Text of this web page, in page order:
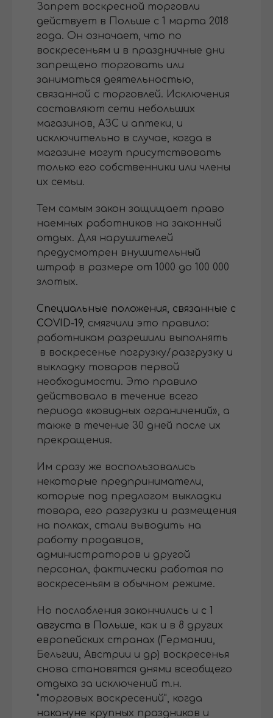
Запрет воскресной торговли
действует в Польше с 1 марта 2018
года. Он означает, что по
воскресеньям и в праздничные дни
запрещено торговать или
заниматься деятельностью,
связанной с торговлей. Исключения
составляют сети небольших
магазинов, АЗС и аптеки, и
исключительно в случае, когда в
магазине могут присутствовать
только его собственники или члены
их семьи.
Тем самым закон защищает право
наемных работников на законный
отдых. Для нарушителей
предусмотрен внушительный
штраф в размере от 1000 до 100 000
злотых.
Специальные положения, связанные с
COVID-19, смягчили это правило:
работникам разрешили выполнять
в воскресенье погрузку/разгрузку и
выкладку товаров первой
необходимости. Это правило
действовало в течение всего
периода «ковидных ограничений», а
также в течение 30 дней после их
прекращения.
Им сразу же воспользовались
некоторые предприниматели,
которые под предлогом выкладки
товара, его разгрузки и размещения
на полках, стали выводить на
работу продавцов,
администраторов и другой
персонал, фактически работая по
воскресеньям в обычном режиме.
Но послабления закончились и с 1
августа в Польше , как и в 8 других
европейских странах (Германии,
Бельгии, Австрии и др) воскресенья
снова становятся днями всеобщего
отдыха за исключений т.н.
"торговых воскресений", когда
накануне крупных праздников и